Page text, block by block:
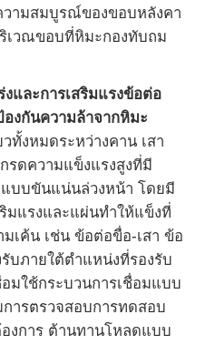
วามสมบูรณ์ของขอบหลังคา
เวณขอบที่หิมะกองทับถม
และการเสริมแรงข้อต่อ
งกันความล้าจากหิมะ
ทั้งหมดระหว่างคาน เสา
รดความแข็งแรงสูงที่มี
แบบขันแน่นล่วงหน้า โดยมี
ริมแรงและแผ่นทำให้แข็งที่
เค้น เช่น ข้อต่อขื่อ-เสา ข้อ
บภายใต้ตำแหน่งที่รองรับ
มใช้กระบวนการเชื่อมแบบ
ารตรวจสอบการทดสอบ
งการ ต้านทานโหลดแบบ